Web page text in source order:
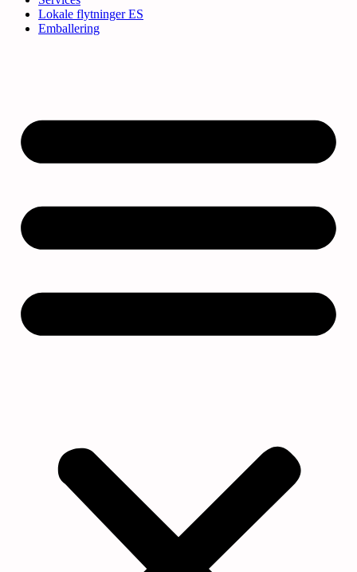
Lokale flytninger ES
Emballering